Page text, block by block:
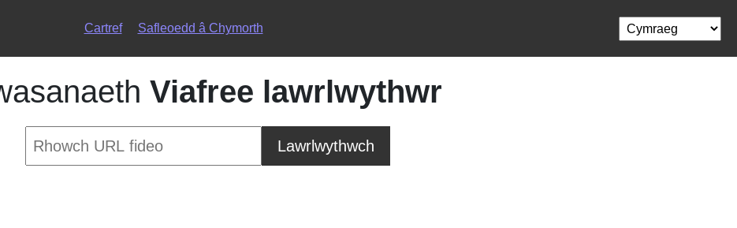
Cartref Safleoedd â Chymorth
Viafree lawrlwythwr
Lawrlwythwch